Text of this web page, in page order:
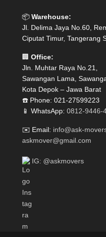
📦 Warehouse:
Jl. Delima Jaya No.60,
Ciputat Timur, Tangerang
🏢 Office:
Jln. Muhtar Raya No.21,
Sawangan Lama,
Kota Depok – Jawa Barat
☎️ Phone: 021-27599223
📱 WhatsApp: 0812-9446-
✉️ Email: info@ask-
askmover@gmail.com
IG: @askmovers